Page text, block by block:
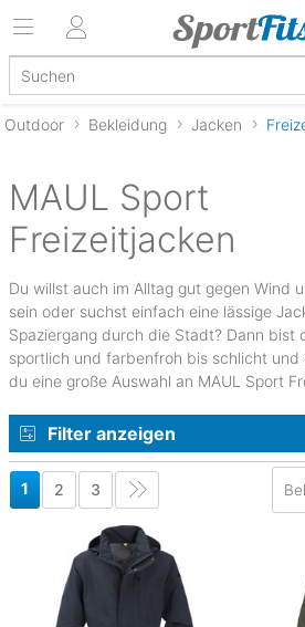
Outdoor Bekleidung Jacken
MAUL Sport
Freizeitjacken
Du willst auch im Alltag gut gegen Wind
sein oder suchst einfach eine lässige
Spaziergang durch die Stadt? Dann bist
sportlich und farbenfroh bis schlicht
du eine große Auswahl an MAUL Sport
Filter anzeigen
1 2 3